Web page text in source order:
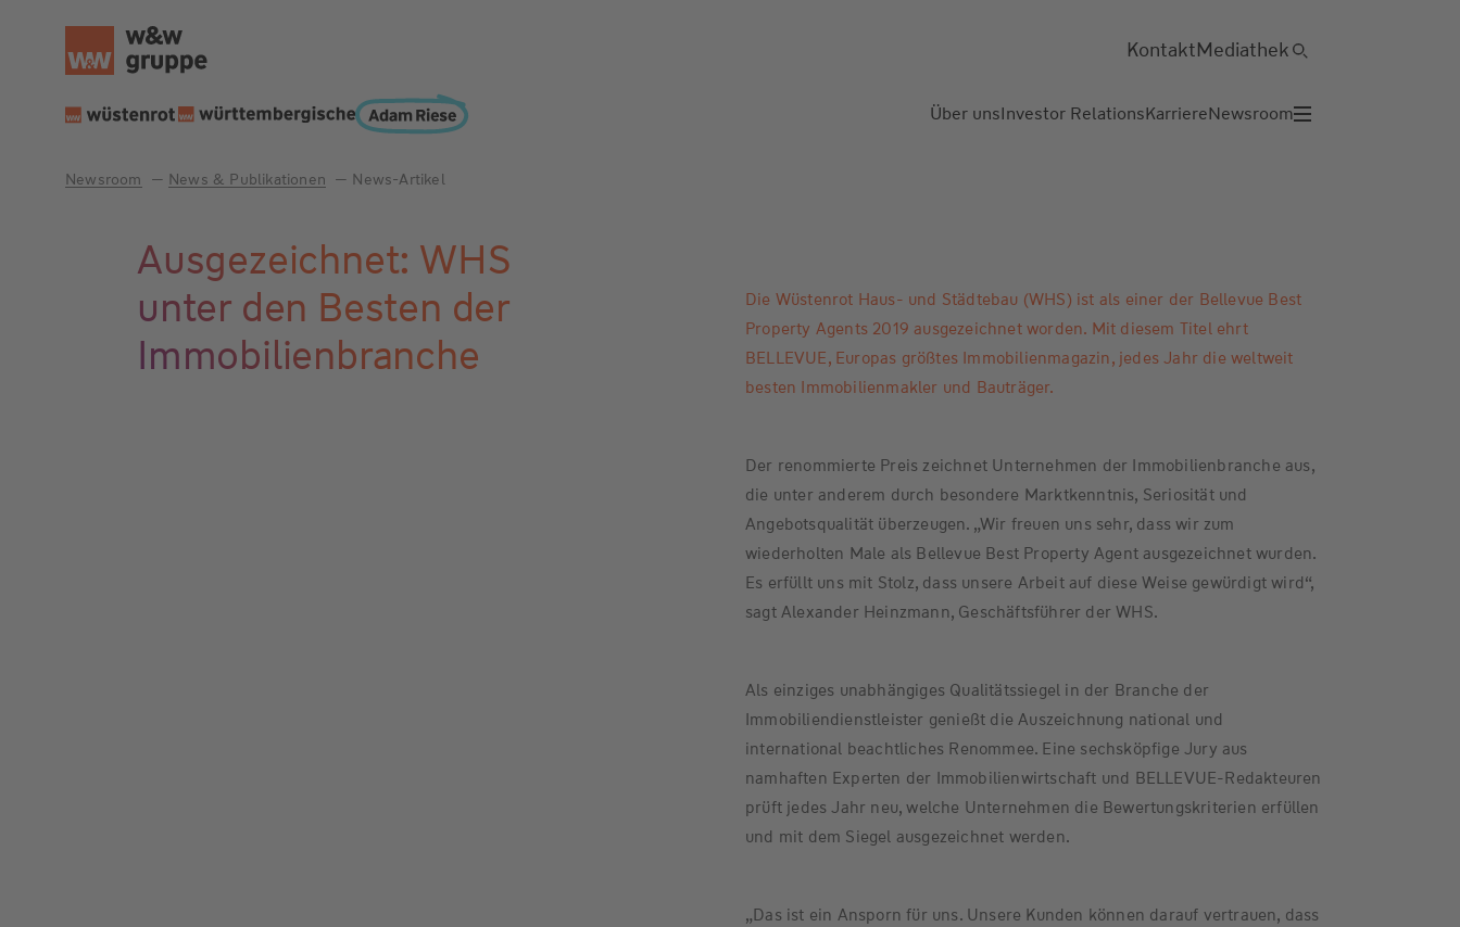
Über unsInvestor RelationsKarriereNewsroom
KontaktMediathek
Newsroom News & Publikationen News-Artikel
Ausgezeichnet: WHS
unter den Besten der
Immobilienbranche
Die Wüstenrot Haus- und Städtebau (WHS) ist als einer der Bellevue Best
Property Agents 2019 ausgezeichnet worden. Mit diesem Titel ehrt
BELLEVUE, Europas größtes Immobilienmagazin, jedes Jahr die weltweit
besten Immobilienmakler und Bauträger.
Der renommierte Preis zeichnet Unternehmen der Immobilienbranche aus,
die unter anderem durch besondere Marktkenntnis, Seriosität und
Angebotsqualität überzeugen. „Wir freuen uns sehr, dass wir zum
wiederholten Male als Bellevue Best Property Agent ausgezeichnet wurden.
Es erfüllt uns mit Stolz, dass unsere Arbeit auf diese Weise gewürdigt wird“,
sagt Alexander Heinzmann, Geschäftsführer der WHS.
Als einziges unabhängiges Qualitätssiegel in der Branche der
Immobiliendienstleister genießt die Auszeichnung national und
international beachtliches Renommee. Eine sechsköpfige Jury aus
namhaften Experten der Immobilienwirtschaft und BELLEVUE-Redakteuren
prüft jedes Jahr neu, welche Unternehmen die Bewertungskriterien erfüllen
und mit dem Siegel ausgezeichnet werden.
„Das ist ein Ansporn für uns. Unsere Kunden können darauf vertrauen, dass